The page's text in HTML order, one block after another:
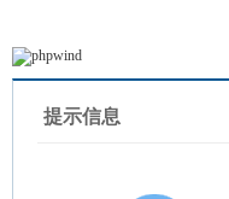
提示信息